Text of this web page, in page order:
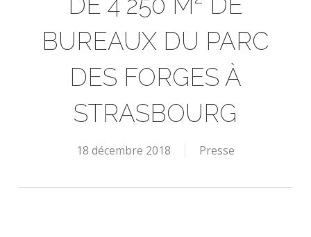
BUREAUX DU PARC
DES FORGES À
STRASBOURG
18 décembre 2018 Presse